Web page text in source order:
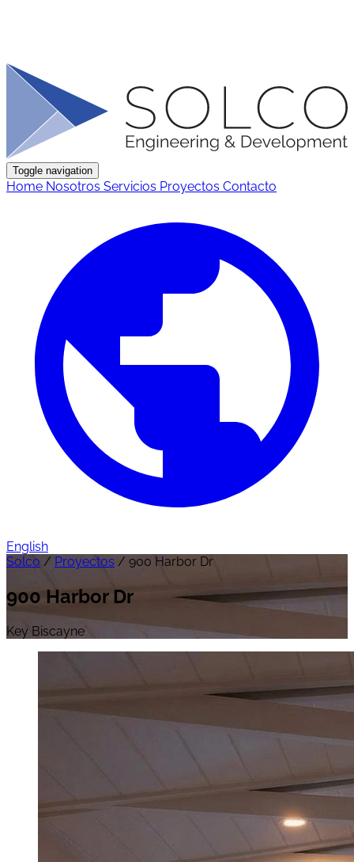
Toggle navigation
Home Nosotros Servicios Proyectos Contacto
English
Solco / Proyectos / 900 Harbor Dr
900 Harbor Dr
Key Biscayne